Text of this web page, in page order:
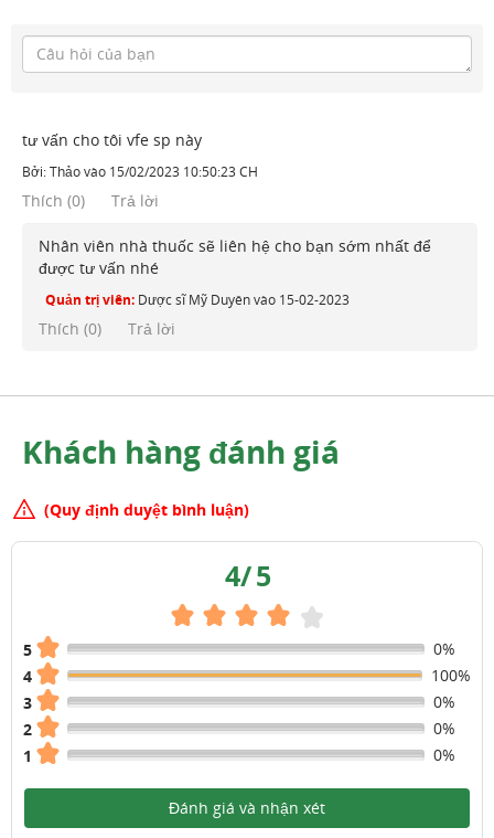
tư vấn cho tôi vfe sp này
Bởi:Thảovào 15/02/2023 10:50:23 CH
Thích (0) Trả lời
Nhân viên nhà thuốc sẽ liên hệ cho bạn sớm nhất để
được tư vấn nhé
Quản trị viên: Dược sĩ Mỹ Duyênvào 15-02-2023
Thích (0) Trả lời
Khách hàng đánh giá
(Quy định duyệt bình luận)
4/5
5
0%
4
100%
3
0%
2
0%
1
0%
Đánh giá và nhận xét